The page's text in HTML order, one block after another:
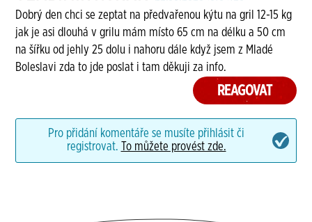
Dobrý den chci se zeptat na předvařenou kýtu na gril 12-15 kg
jak je asi dlouhá v grilu mám místo 65 cm na délku a 50 cm
na šířku od jehly 25 dolu i nahoru dále když jsem z Mladé
Boleslavi zda to jde poslat i tam děkuji za info.
REAGOVAT
Pro přidání komentáře se musíte přihlásit či
registrovat. To můžete provést zde.